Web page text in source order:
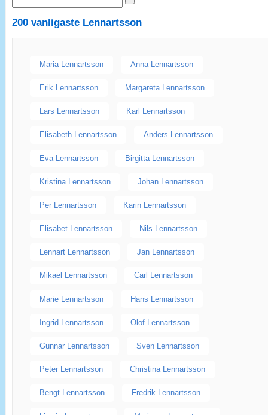
200 vanligaste Lennartsson
Maria Lennartsson Anna Lennartsson
Erik Lennartsson Margareta Lennartsson
Lars Lennartsson Karl Lennartsson
Elisabeth Lennartsson Anders Lennartsson
Eva Lennartsson Birgitta Lennartsson
Kristina Lennartsson Johan Lennartsson
Per Lennartsson Karin Lennartsson
Elisabet Lennartsson Nils Lennartsson
Lennart Lennartsson Jan Lennartsson
Mikael Lennartsson Carl Lennartsson
Marie Lennartsson Hans Lennartsson
Ingrid Lennartsson Olof Lennartsson
Gunnar Lennartsson Sven Lennartsson
Peter Lennartsson Christina Lennartsson
Bengt Lennartsson Fredrik Lennartsson